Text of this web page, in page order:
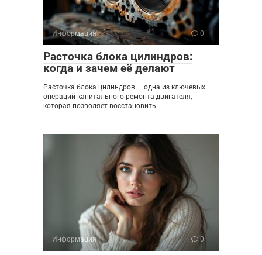
Информация 0
Расточка блока цилиндров:
когда и зачем её делают
Расточка блока цилиндров — одна из ключевых
операций капитального ремонта двигателя,
которая позволяет восстановить
Информация 0